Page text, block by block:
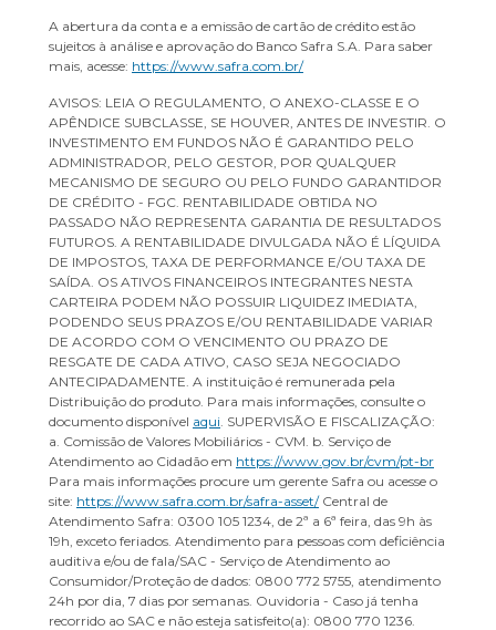
A abertura da conta e a emissão de cartão de crédito estão
sujeitos à análise e aprovação do Banco Safra S.A. Para saber
mais, acesse: https://www.safra.com.br/
AVISOS: LEIA O REGULAMENTO, O ANEXO-CLASSE E O
APÊNDICE SUBCLASSE, SE HOUVER, ANTES DE INVESTIR. O
INVESTIMENTO EM FUNDOS NÃO É GARANTIDO PELO
ADMINISTRADOR, PELO GESTOR, POR QUALQUER
MECANISMO DE SEGURO OU PELO FUNDO GARANTIDOR
DE CRÉDITO - FGC. RENTABILIDADE OBTIDA NO
PASSADO NÃO REPRESENTA GARANTIA DE RESULTADOS
FUTUROS. A RENTABILIDADE DIVULGADA NÃO É LÍQUIDA
DE IMPOSTOS, TAXA DE PERFORMANCE E/OU TAXA DE
SAÍDA. OS ATIVOS FINANCEIROS INTEGRANTES NESTA
CARTEIRA PODEM NÃO POSSUIR LIQUIDEZ IMEDIATA,
PODENDO SEUS PRAZOS E/OU RENTABILIDADE VARIAR
DE ACORDO COM O VENCIMENTO OU PRAZO DE
RESGATE DE CADA ATIVO, CASO SEJA NEGOCIADO
ANTECIPADAMENTE. A instituição é remunerada pela
Distribuição do produto. Para mais informações, consulte o
documento disponível aqui . SUPERVISÃO E FISCALIZAÇÃO:
a. Comissão de Valores Mobiliários - CVM. b. Serviço de
Atendimento ao Cidadão em https://www.gov.br/cvm/pt-br
Para mais informações procure um gerente Safra ou acesse o
site: https://www.safra.com.br/safra-asset/Central de
Atendimento Safra: 0300 105 1234, de 2ª a 6ª feira, das 9h às
19h, exceto feriados. Atendimento para pessoas com deficiência
auditiva e/ou de fala/SAC - Serviço de Atendimento ao
Consumidor/Proteção de dados: 0800 772 5755, atendimento
24h por dia, 7 dias por semanas. Ouvidoria - Caso já tenha
recorrido ao SAC e não esteja satisfeito(a): 0800 770 1236.